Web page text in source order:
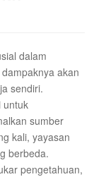
dalam
akan
sendiri.
untuk
sumber
kali, yayasan
berbeda.
pengetahuan,